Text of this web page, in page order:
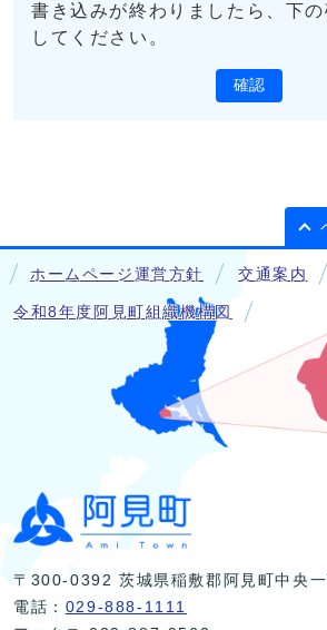
書き込みが終わりましたら、下
してください。
確認
ホームページ運営方針 交通案内
令和8年度阿見町組織機構図
〒300-0392 茨城県稲敷郡阿見町中央
電話： 029-888-1111